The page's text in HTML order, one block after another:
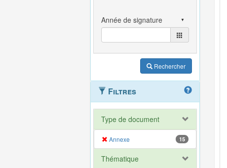
Rechercher
Filtres
Type de document
Annexe 15
Thématique